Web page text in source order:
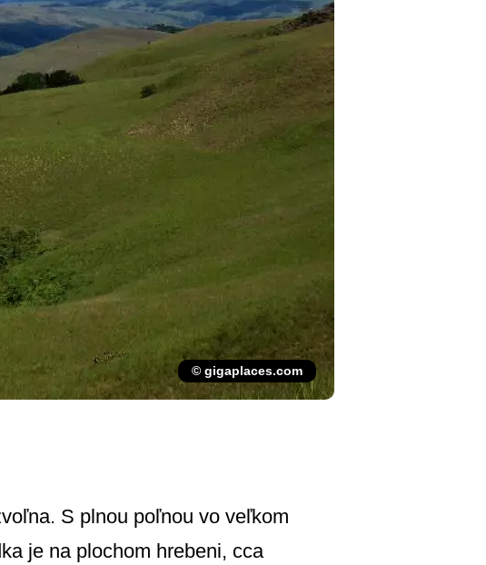
© gigaplaces.com
S plnou poľnou vo veľkom
je na plochom hrebeni, cca